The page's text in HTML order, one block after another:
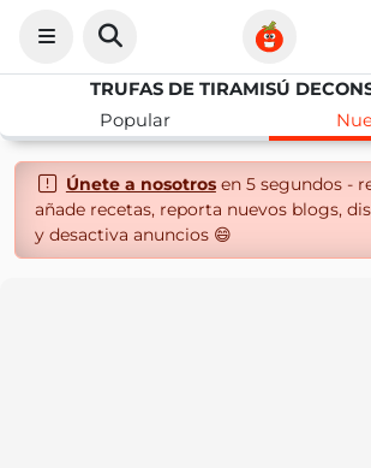
TRUFAS DE TIRAMISÚ
Popular
Únete a nosotrosen 5 segundos -
añade recetas, reporta nuevos blogs,
y desactiva anuncios 😄